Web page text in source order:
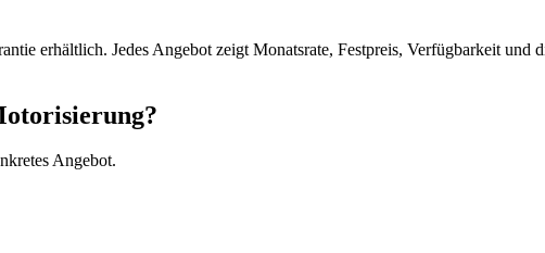
erhältlich. Jedes Angebot zeigt Monatsrate, Festpreis, Verfügbarkeit
Angebot.